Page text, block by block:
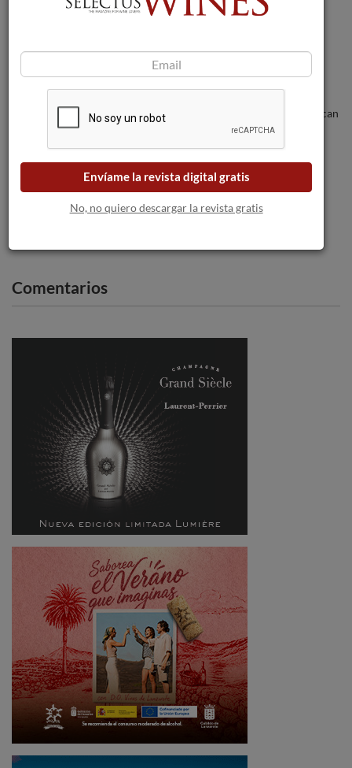
bodegas a medida que las llamas se acercan
La DO Utiel-Requena colabora con la
Asociación de Daño Cerebral Nueva
Opción
Comentarios
Envíame la revista digital gratis
No, no quiero descargar la revista gratis